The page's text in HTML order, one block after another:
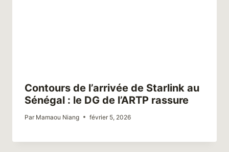
Contours de l’arrivée de Starlink au
Sénégal : le DG de l’ARTP rassure
Par Mamaou Niang février 5, 2026